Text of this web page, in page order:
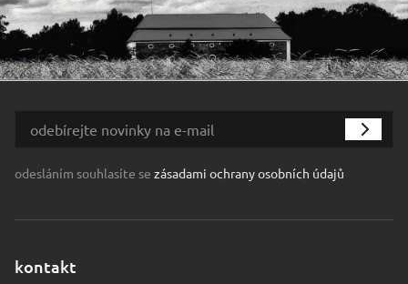
odesláním souhlasíte se zásadami ochrany osobních údajů
kontakt